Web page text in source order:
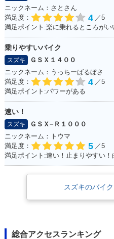
ニックネーム：さとさん
満足度：
4 ／5
満足ポイント:楽に乗れるところがい
乗りやすいバイク
スズキ
ＧＳＸ１４００
ニックネーム：うっちーばるぼさ
満足度：
4 ／5
満足ポイント:パワーがある
速い！
スズキ
ＧＳＸ−Ｒ１０００
ニックネーム：トウマ
満足度：
5 ／5
満足ポイント:速い！止まりやすい！
スズキのバイ
総合アクセスランキング